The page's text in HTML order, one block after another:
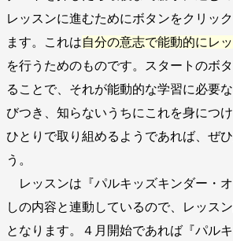
レッスンに進むためにボタンをクリッ
ます。これは自分の意志で能動的にレ
を行うためのものです。スタートのボ
ることで、それが能動的な学習に必要
びつき、知らないうちにこれを身につ
ひとりで取り組めるようであれば、ぜ
う。
レッスンは『パルキッズキンダー・
しの内容と連動しているので、レッス
となります。４月開始であれば『パル